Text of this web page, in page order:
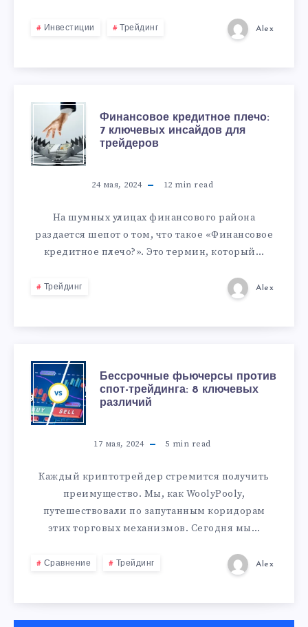
Инвестиции Трейдинг Alex
Финансовое кредитное плечо:
7 ключевых инсайдов для
трейдеров
24 мая, 2024 12 min read
На шумных улицах финансового района
раздается шепот о том, что такое «Финансовое
кредитное плечо?». Это термин, который…
Трейдинг Alex
Бессрочные фьючерсы против
спот-трейдинга: 8 ключевых
различий
17 мая, 2024 5 min read
Каждый криптотрейдер стремится получить
преимущество. Мы, как WoolyPooly,
путешествовали по запутанным коридорам
этих торговых механизмов. Сегодня мы…
Сравнение Трейдинг Alex